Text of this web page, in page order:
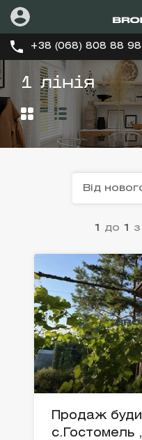
+38 (068) 808 88 98
1 лінія
1 до 1 з
Від
Продаж
с.Гостомель